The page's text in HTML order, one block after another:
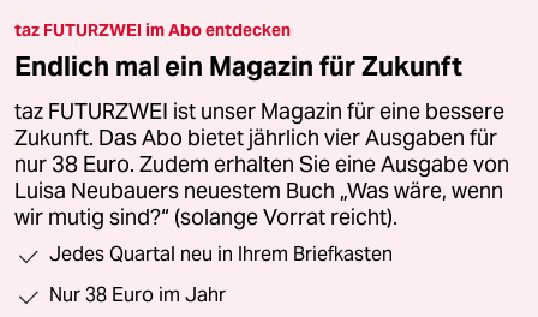
taz FUTURZWEI im Abo entdecken
Endlich mal ein Magazin für Zukunft
taz FUTURZWEI ist unser Magazin für eine bessere
Zukunft. Das Abo bietet jährlich vier Ausgaben für
nur 38 Euro. Zudem erhalten Sie eine Ausgabe von
Luisa Neubauers neuestem Buch „Was wäre, wenn
wir mutig sind?“ (solange Vorrat reicht).
Jedes Quartal neu in Ihrem Briefkasten
Nur 38 Euro im Jahr